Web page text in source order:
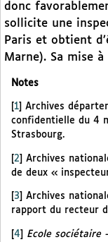
donc
sollicite une
Paris et obtient
Marne). Sa mise
Notes
1
Archives
confidentielle du 4
Strasbourg.
[2] Archives
de deux «
3
Archives
rapport du recteur
[4] Ecole sociétaire